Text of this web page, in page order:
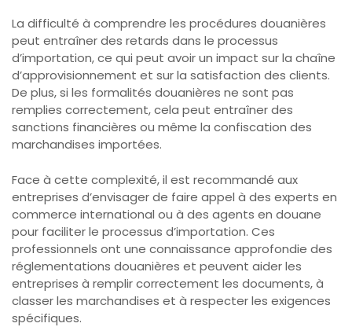
La difficulté à comprendre les procédures douanières
peut entraîner des retards dans le processus
d’importation, ce qui peut avoir un impact sur la chaîne
d’approvisionnement et sur la satisfaction des clients.
De plus, si les formalités douanières ne sont pas
remplies correctement, cela peut entraîner des
sanctions financières ou même la confiscation des
marchandises importées.
Face à cette complexité, il est recommandé aux
entreprises d’envisager de faire appel à des experts en
commerce international ou à des agents en douane
pour faciliter le processus d’importation. Ces
professionnels ont une connaissance approfondie des
réglementations douanières et peuvent aider les
entreprises à remplir correctement les documents, à
classer les marchandises et à respecter les exigences
spécifiques.